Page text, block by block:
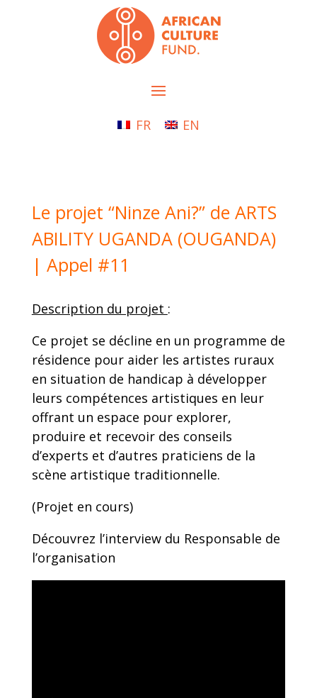
FR EN
Le projet “Ninze Ani?” de ARTS
ABILITY UGANDA (OUGANDA)
| Appel #11
Description du projet :
Ce projet se décline en un programme de
résidence pour aider les artistes ruraux
en situation de handicap à développer
leurs compétences artistiques en leur
offrant un espace pour explorer,
produire et recevoir des conseils
d’experts et d’autres praticiens de la
scène artistique traditionnelle.
(Projet en cours)
Découvrez l’interview du Responsable de
l’organisation